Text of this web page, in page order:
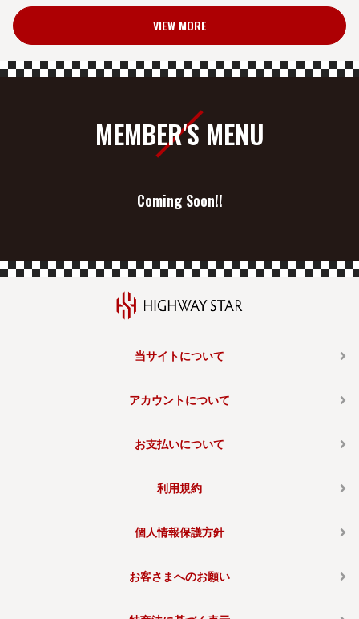
VIEW MORE
MEMBER'S MENU
Coming Soon!!
当サイトについて
アカウントについて
お支払いについて
利用規約
個人情報保護方針
お客さまへのお願い